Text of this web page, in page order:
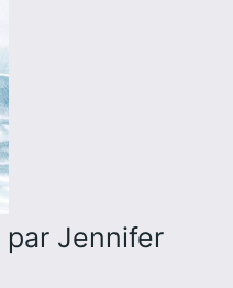
par Jennifer